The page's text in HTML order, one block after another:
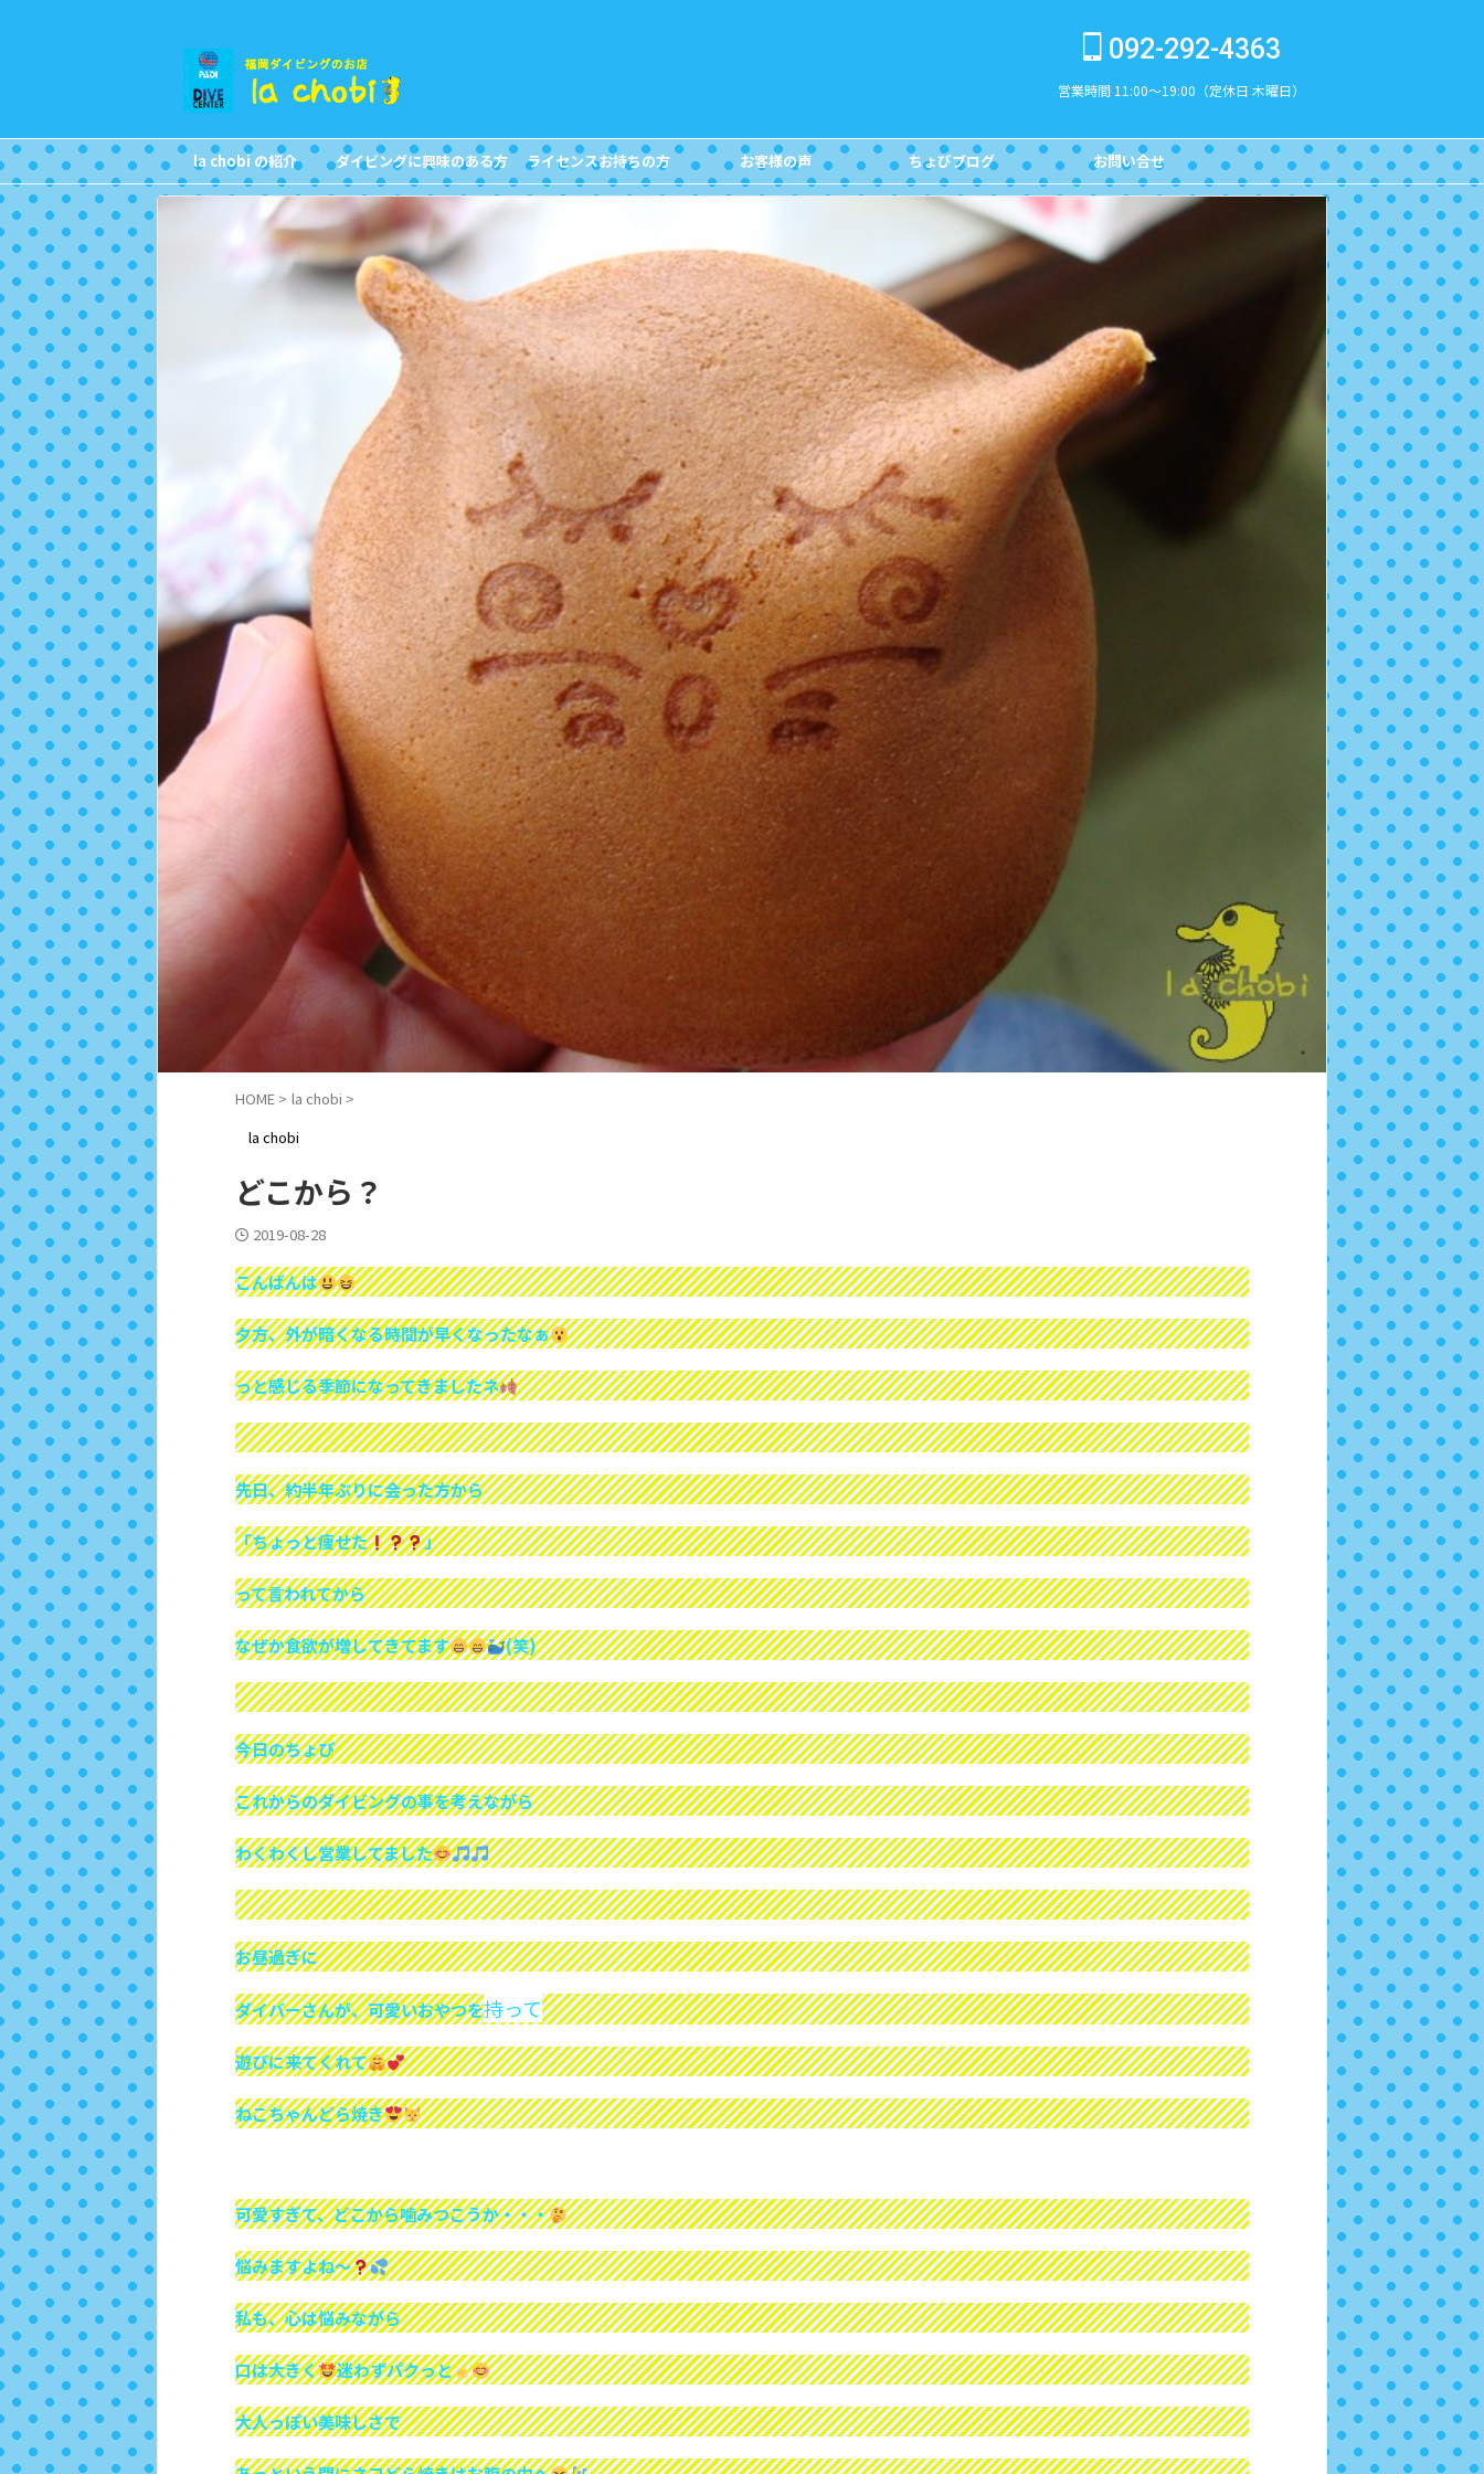
092-292-4363
営業時間 11:00～19:00（定休日 木曜日）
la chobi の紹介
CONCEPT
ダイビングに興味のある方
FOR NON DIVERS
ライセンスお持ちの方 お客様の声 ちょびブログ
Blog
お問い合せ
CONTACT
HOME > la chobi >
la chobi
どこから？
2019-08-28
こんばんは
夕方、外が暗くなる時間が早くなったなぁ
っと感じる季節になってきましたネ
先日、約半年ぶりに会った方から
「ちょっと痩せた 」
って言われてから
なぜか食欲が増してきてます (笑)
今日のちょび
これからのダイビングの事を考えながら
わくわくし営業してました
お昼過ぎに
ダイバーさんが、可愛いおやつを持って
遊びに来てくれて
ねこちゃんどら焼き
可愛すぎて、どこから噛みつこうか・・・
悩みますよね～
私も、心は悩みながら
口は大きく 迷わずパクっと
大人っぽい美味しさで